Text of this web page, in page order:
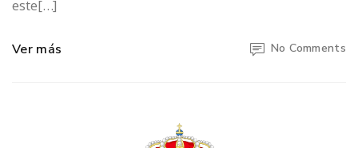
este[…]
Ver más No Comments